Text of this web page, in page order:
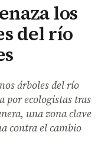
los
del río
árboles del río
por ecologistas tras
una zona clave
contra el cambio